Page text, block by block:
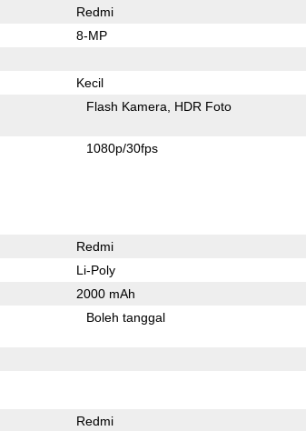
Redmi
8-MP
Kecil
Flash Kamera HDR Foto
1080p/30fps
Redmi
Li-Poly
2000 mAh
Boleh tanggal
Redmi